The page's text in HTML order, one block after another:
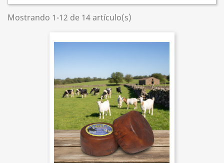
Mostrando 1-12 de 14 artículo(s)